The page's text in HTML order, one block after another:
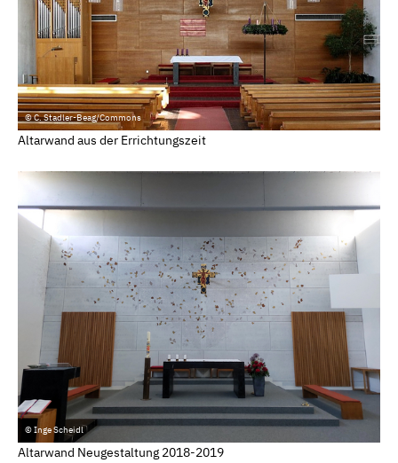
© C. Stadler-Beag/Commons
Altarwand aus der Errichtungszeit
© Inge Scheidl
Altarwand Neugestaltung 2018-2019